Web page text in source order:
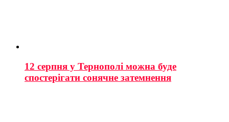
12 серпня у Тернополі можна буде
спостерігати сонячне затемнення